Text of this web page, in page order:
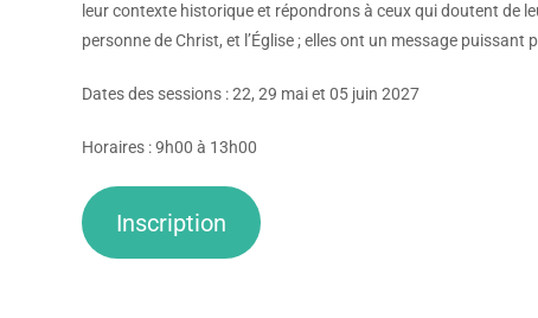
leur contexte historique et répondrons à ceux qui doutent de
personne de Christ, et l’Église ; elles ont un message
Dates des sessions : 22, 29 mai et 05 juin 2027
Horaires : 9h00 à 13h00
Inscription